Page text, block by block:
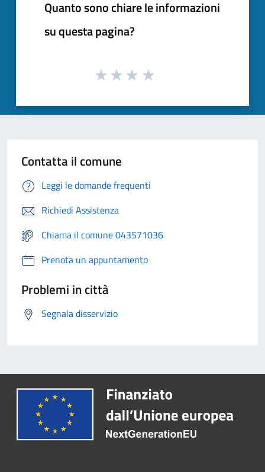
Quanto sono chiare le informazioni
su questa pagina?
Contatta il comune
Leggi le domande frequenti
Richiedi Assistenza
Chiama il comune 043571036
Prenota un appuntamento
Problemi in città
Segnala disservizio